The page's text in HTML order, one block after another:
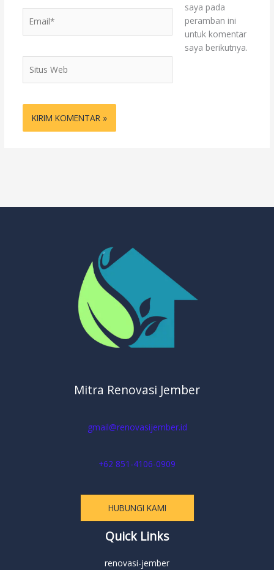
Web
saya pada
peramban ini
untuk komentar
saya berikutnya.
Mitra Renovasi Jember
gmail@renovasijember.id
+62 851-4106-0909
HUBUNGI KAMI
Quick Links
renovasi-jember